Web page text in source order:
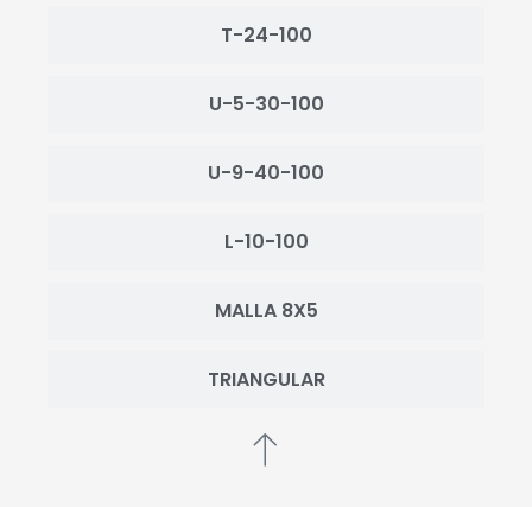
T-24-100
U-5-30-100
U-9-40-100
L-10-100
MALLA 8X5
TRIANGULAR